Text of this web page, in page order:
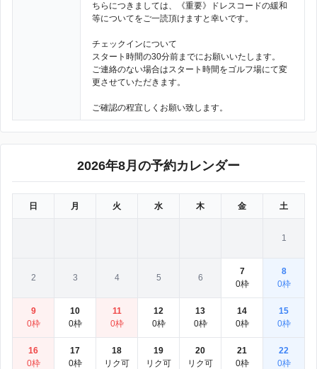
ちらにつきましては、《重要》ドレスコードの緩和
等についてをご一読頂けますと幸いです。
チェックインについて
スタート時間の30分前までにお願いいたします。
ご連絡のない場合はスタート時間をゴルフ場にて変
更させていただきます。
ご確認の程宜しくお願い致します。
2026年8月の予約カレンダー
日 月 火 水 木 金 土
1
2 3 4 5 6
7
0枠
8
0枠
9
0枠
10
0枠
11
0枠
12
0枠
13
0枠
14
0枠
15
0枠
16
0枠
17
0枠
18
リク可
19
リク可
20
リク可
21
0枠
22
0枠